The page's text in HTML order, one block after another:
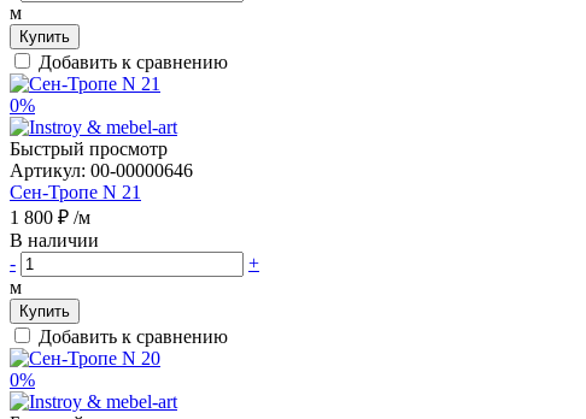
м
Купить
Добавить к сравнению
0%
Быстрый просмотр
Артикул: 00-00000646
Сен-Тропе N 21
1 800 ₽ /м
В наличии
-
+
м
Купить
Добавить к сравнению
0%